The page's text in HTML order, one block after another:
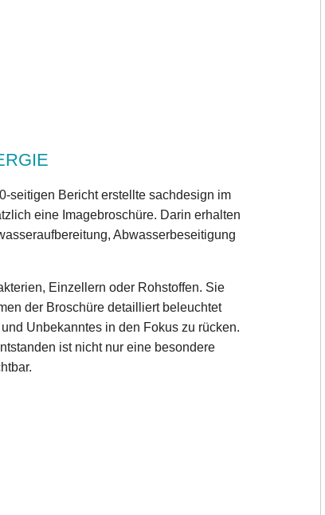
seitigen Bericht erstellte sachdesign im
eine Imagebroschüre. Darin erhalten
Abwasserbeseitigung
Einzellern oder Rohstoffen. Sie
der Broschüre detailliert beleuchtet
Unbekanntes in den Fokus zu rücken.
ist nicht nur eine besondere